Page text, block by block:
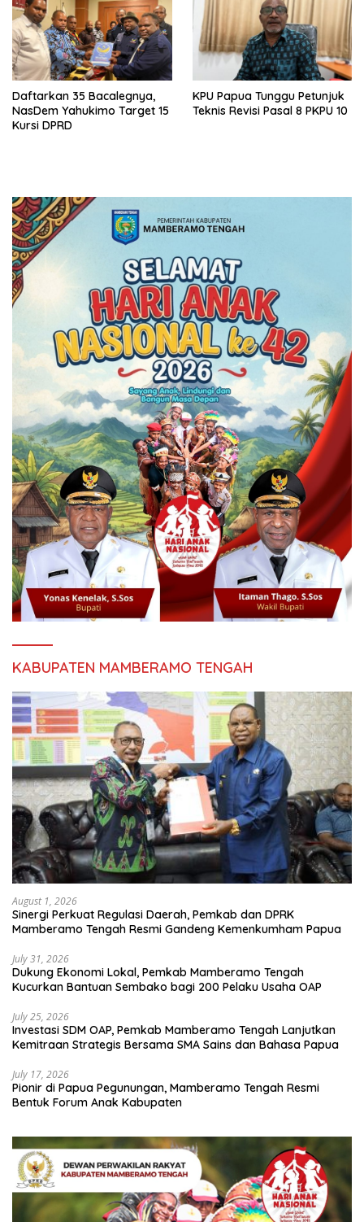
Daftarkan 35 Bacalegnya,
NasDem Yahukimo Target 15
Kursi DPRD
KPU Papua Tunggu Petunjuk
Teknis Revisi Pasal 8 PKPU 10
KABUPATEN MAMBERAMO TENGAH
August 1, 2026
Sinergi Perkuat Regulasi Daerah, Pemkab dan DPRK
Mamberamo Tengah Resmi Gandeng Kemenkumham Papua
July 31, 2026
Dukung Ekonomi Lokal, Pemkab Mamberamo Tengah
Kucurkan Bantuan Sembako bagi 200 Pelaku Usaha OAP
July 25, 2026
Investasi SDM OAP, Pemkab Mamberamo Tengah Lanjutkan
Kemitraan Strategis Bersama SMA Sains dan Bahasa Papua
July 17, 2026
Pionir di Papua Pegunungan, Mamberamo Tengah Resmi
Bentuk Forum Anak Kabupaten